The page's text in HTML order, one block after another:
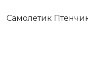
Самолетик